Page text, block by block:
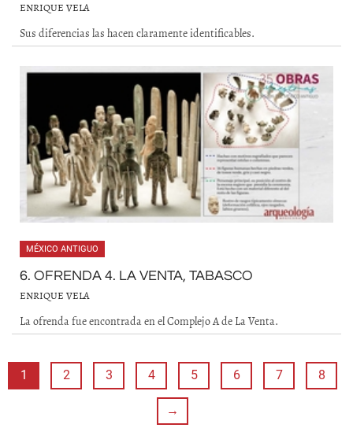
ENRIQUE VELA
Sus diferencias las hacen claramente identificables.
MÉXICO ANTIGUO
6. OFRENDA 4. LA VENTA, TABASCO
ENRIQUE VELA
La ofrenda fue encontrada en el Complejo A de La Venta.
1 2 3 4 5 6 7 8
→